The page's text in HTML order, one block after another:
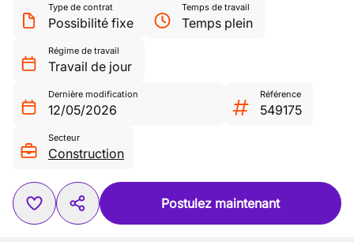
Type de contrat
Possibilité fixe
Temps de travail
Temps plein
Régime de travail
Travail de jour
Dernière modification
12/05/2026
Référence
549175
Secteur
Construction
Postulez maintenant